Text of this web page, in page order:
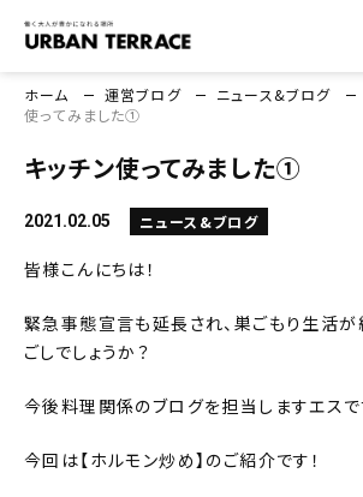
ホーム 運営ブログ ニュース&ブログ
使ってみました①
キッチン使ってみました①
2021.02.05 ニュース&ブログ
皆様こんにちは！
緊急事態宣言も延長され、巣ごもり生活が
ごしでしょうか？
今後料理関係のブログを担当しますエスです
今回は【ホルモン炒め】のご紹介です！